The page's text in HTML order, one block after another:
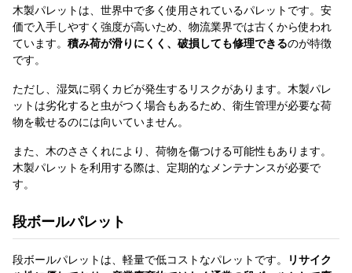
木製パレットは、世界中で多く使用されているパレットです。安
価で入手しやすく強度が高いため、物流業界では古くから使われ
ています。 積み荷が滑りにくく、破損しても修理できるのが特徴
です。
ただし、湿気に弱くカビが発生するリスクがあります。木製パレ
ットは劣化すると虫がつく場合もあるため、衛生管理が必要な荷
物を載せるのには向いていません。
また、木のささくれにより、荷物を傷つける可能性もあります。
木製パレットを利用する際は、定期的なメンテナンスが必要で
す。
段ボールパレット
段ボールパレットは、軽量で低コストなパレットです。
リサイク